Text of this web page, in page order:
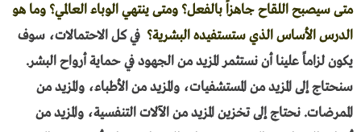
متى سيصبح اللقاح جاهزاً بالفعل؟ ومتى ينتهي الوباء العالمي؟ وما هو
الدرس الأساس الذي ستستفيده البشرية؟ في كل الاحتمالات، سوف
يكون لزاماً علينا أن نستثمر المزيد من الجهود في حماية أرواح البشر.
سنحتاج إلى المزيد من المستشفيات، والمزيد من الأطباء، والمزيد من
الممرضات. نحتاج إلى تخزين المزيد من الآلات التنفسية، والمزيد من